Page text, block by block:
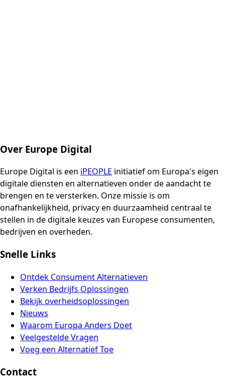
Over Europe Digital
Europe Digital is een iPEOPLE initiatief om Europa's eigen
digitale diensten en alternatieven onder de aandacht te
brengen en te versterken. Onze missie is om
onafhankelijkheid, privacy en duurzaamheid centraal te
stellen in de digitale keuzes van Europese consumenten,
bedrijven en overheden.
Snelle Links
Ontdek Consument Alternatieven
Verken Bedrijfs Oplossingen
Bekijk overheidsoplossingen
Nieuws
Waarom Europa Anders Doet
Veelgestelde Vragen
Voeg een Alternatief Toe
Contact